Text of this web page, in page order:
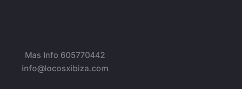
Mas Info 605770442
info@locosxibiza.com